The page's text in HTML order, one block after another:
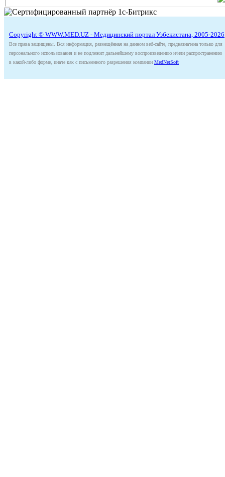
Copyright © WWW.MED.UZ - Медицинский портал Узбекистана, 2005-2026
Все права защищены. Вся информация, размещённая на данном веб-сайте, предназначена только для
персонального использования и не подлежит дальнейшему воспроизведению и/или распространению
в какой-либо форме, иначе как с письменного разрешения компании MedNetSoft